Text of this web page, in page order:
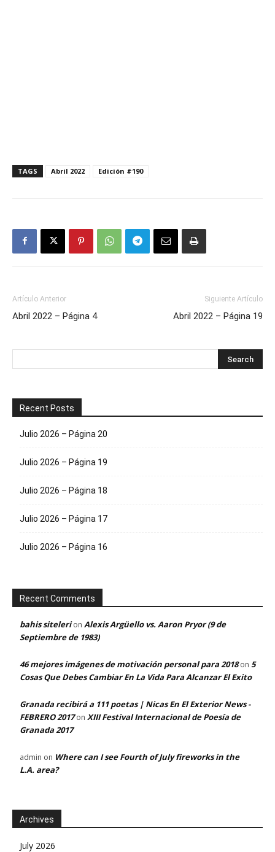
TAGS Abril 2022 Edición #190
Artículo Anterior
Abril 2022 – Página 4
Siguiente Artículo
Abril 2022 – Página 19
Recent Posts
Julio 2026 – Página 20
Julio 2026 – Página 19
Julio 2026 – Página 18
Julio 2026 – Página 17
Julio 2026 – Página 16
Recent Comments
bahis sitelerion Alexis Argüello vs. Aaron Pryor (9 de
Septiembre de 1983)
46 mejores imágenes de motivación personal para 2018on 5
Cosas Que Debes Cambiar En La Vida Para Alcanzar El Exito
Granada recibirá a 111 poetas | Nicas En El Exterior News -
FEBRERO 2017on XIII Festival Internacional de Poesía de
Granada 2017
admin on Where can I see Fourth of July fireworks in the
L.A. area?
Archives
July 2026